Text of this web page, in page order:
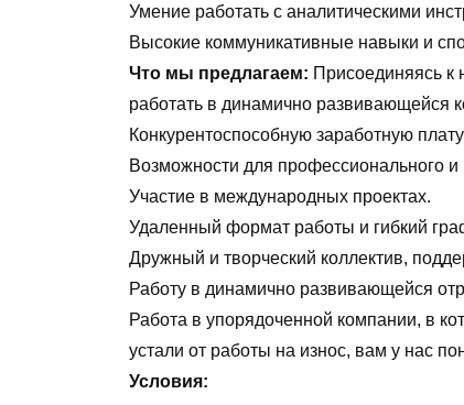
Умение работать с аналитическими
Высокие коммуникативные навыки и
Что мы предлагаем: Присоединяясь к
работать в динамично развивающейся
Конкурентоспособную заработную
Возможности для профессионального и
Участие в международных проектах.
Удаленный формат работы и гибкий
Дружный и творческий коллектив,
Работу в динамично развивающейся
Работа в упорядоченной компании, в
устали от работы на износ, вам у нас
Условия: